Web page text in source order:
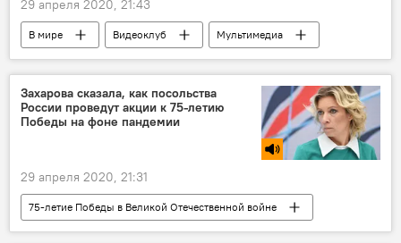
29 апреля 2020, 21:43
В мире Видеоклуб
Мультимедиа
кошка
музыка
Захарова сказала, как посольства
России проведут акции к 75-летию
Победы на фоне пандемии
29 апреля 2020, 21:31
75-летие Победы в Великой Отечественной войне
Мария Захарова
Голос
Победа